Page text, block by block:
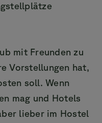
mit Freunden zu
Vorstellungen hat,
soll. Wenn
mag und Hotels
lieber im Hostel